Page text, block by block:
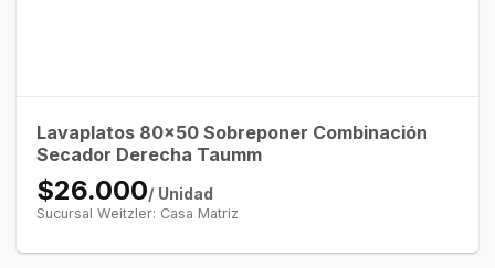
Lavaplatos 80×50 Sobreponer Combinación
Secador Derecha Taumm
$26.000/ Unidad
Sucursal Weitzler: Casa Matriz